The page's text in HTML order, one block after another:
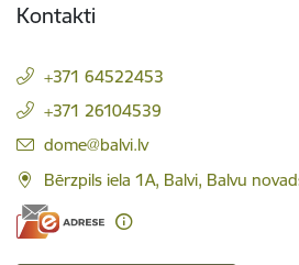
Kontakti
+371 64522453
+371 26104539
E-pasts:
dome@balvi.lv
Bērzpils iela 1A, Balvi, Balvu